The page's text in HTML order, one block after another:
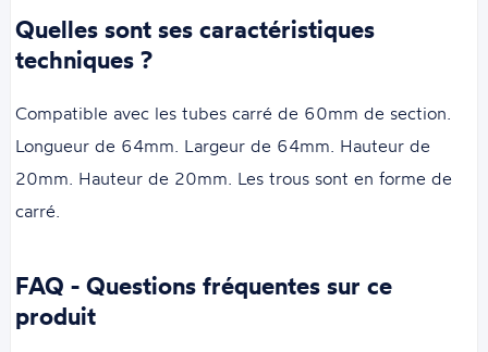
Quelles sont ses caractéristiques
techniques ?
Compatible avec les tubes carré de 60mm de section.
Longueur de 64mm. Largeur de 64mm. Hauteur de
20mm. Hauteur de 20mm. Les trous sont en forme de
carré.
FAQ - Questions fréquentes sur ce
produit